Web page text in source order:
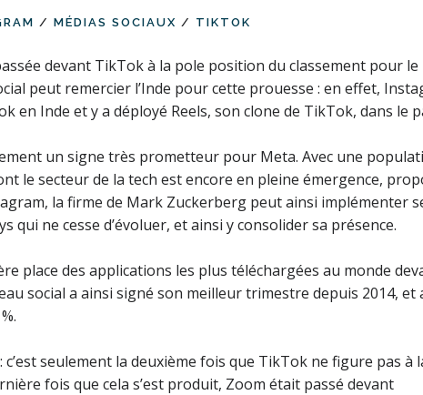
/ MÉDIAS SOCIAUX / TIKTOK
devant TikTok à la pole position du classement pour le
peut remercier l’Inde pour cette prouesse : en effet,
en Inde et y a déployé Reels, son clone de TikTok, dans le
un signe très prometteur pour Meta. Avec une
le secteur de la tech est encore en pleine émergence,
la firme de Mark Zuckerberg peut ainsi implémenter
ne cesse d’évoluer, et ainsi y consolider sa présence.
place des applications les plus téléchargées au monde
social a ainsi signé son meilleur trimestre depuis 2014, et
seulement la deuxième fois que TikTok ne figure pas à
fois que cela s’est produit, Zoom était passé devant